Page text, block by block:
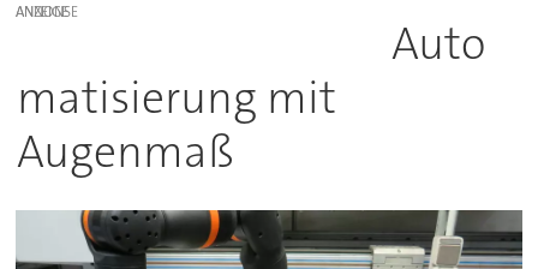
ANZEIGE
Auto
matisierung mit
Augenmaß